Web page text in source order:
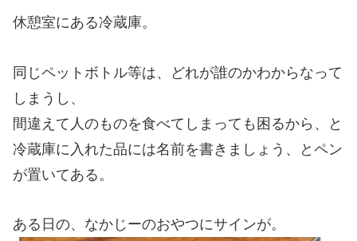
休憩室にある冷蔵庫。
同じペットボトル等は、どれが誰のかわからなって
しまうし、
間違えて人のものを食べてしまっても困るから、と
冷蔵庫に入れた品には名前を書きましょう、とペン
が置いてある。
ある日の、なかじーのおやつにサインが。